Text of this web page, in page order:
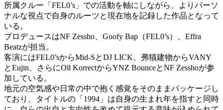
所属クルー「FEL0’s」での活動を軸にしながら、よりパーソ
ナルな視点で自身のルーツと現在地を記録した作品となって
いる。
プロデュースはNF Zessho、Goofy Bap（FEL0’s）、Effra
Beatzが担当。
客演にはFEL0’sからMid-SとDJ LICK、弗猫建物からVANY
とEujin、さらにOll KorrectからYNZ BounceとNF Zesshoが参
加している。
地元の空気感や日常の中で抱く感覚をそのままパッケージし
ており、タイトルの「1994」は自身の生まれ年を指すと同時